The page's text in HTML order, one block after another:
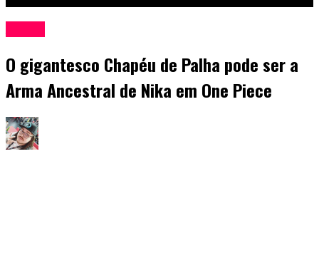
O gigantesco Chapéu de Palha pode ser a
Arma Ancestral de Nika em One Piece